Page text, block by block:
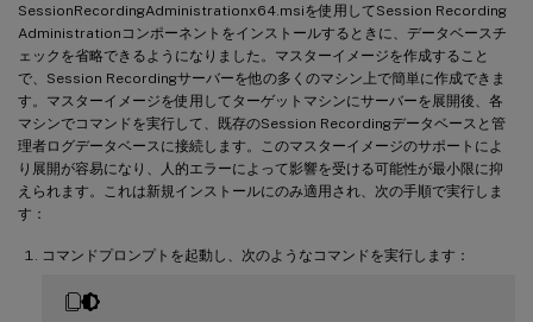
SessionRecordingAdministrationx64.msiを使用してSession Recording
Administrationコンポーネントをインストールするときに、データベースチ
ェックを省略できるようになりました。マスターイメージを作成すること
で、Session Recordingサーバーを他の多くのマシン上で簡単に作成できま
す。マスターイメージを使用してターゲットマシンにサーバーを展開後、各
マシンでコマンドを実行して、既存のSession Recordingデータベースと管
理者ログデータベースに接続します。このマスターイメージのサポートによ
り展開が容易になり、人的エラーによって影響を受ける可能性が最小限に抑
えられます。これは新規インストールにのみ適用され、次の手順で実行しま
す：
コマンドプロンプトを起動し、次のようなコマンドを実行します：